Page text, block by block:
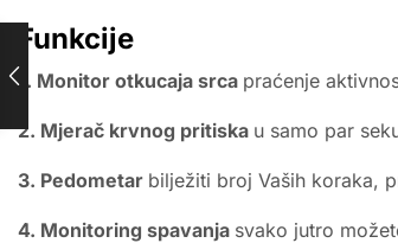
Funkcije
1. Monitor otkucaja srca praćenje
2. Mjerač krvnog pritiska u samo par
3. Pedometar bilježiti broj Vaših koraka,
4. Monitoring spavanja svako jutro